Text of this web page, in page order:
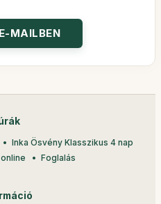
Inka Ösvény Klasszikus 4 nap
Foglalás